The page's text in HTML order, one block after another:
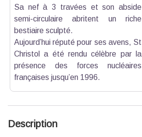
Sa nef à 3 travées et son abside
semi-circulaire abritent un riche
bestiaire sculpté.
Aujourd’hui réputé pour ses avens, St
Christol a été rendu célèbre par la
présence des forces nucléaires
françaises jusqu’en 1996.
Description